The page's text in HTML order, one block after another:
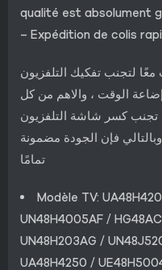
qualité est absolument
– Expédition de colis
لتجنب تفكيك التلفزيون
الوقت ، والاهم من كل
كسر شاشة التلفزيون
فإن الجودة مضمونة
تمامًا
Modèle TV:
UN48H4005AF /
UN48H203AG /
UA48H4250 /